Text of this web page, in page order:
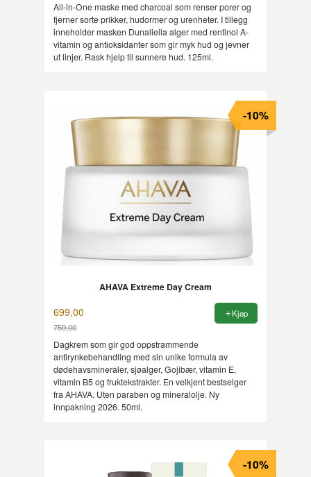
All-in-One maske med charcoal som renser porer og
fjerner sorte prikker, hudormer og urenheter. I tillegg
inneholder masken Dunaliella alger med rentinol A-
vitamin og antioksidanter som gir myk hud og jevner
ut linjer. Rask hjelp til sunnere hud. 125ml.
AHAVA Extreme Day Cream
699,00
759,00
Rabatt
-10%
Kjøp
Dagkrem som gir god oppstrammende
antirynkebehandling med sin unike formula av
dødehavsmineraler, sjøalger, Gojibær, vitamin E,
vitamin B5 og fruktekstrakter. En velkjent bestselger
fra AHAVA. Uten paraben og mineralolje. Ny
innpakning 2026. 50ml.
-10%